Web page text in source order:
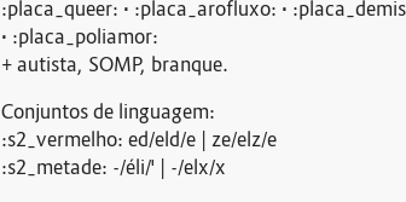
:placa_queer: • :placa_arofluxo: •
• :placa_poliamor:
+ autista, SOMP, branque.
Conjuntos de linguagem:
:s2_vermelho: ed/eld/e | ze/elz/e
:s2_metade: -/éli/' | -/elx/x